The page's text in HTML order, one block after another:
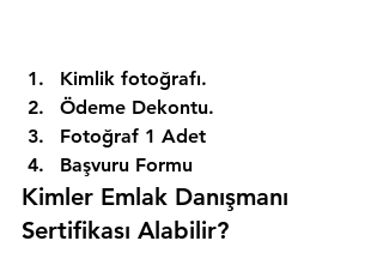
Kimlik fotoğrafı.
Ödeme Dekontu.
Fotoğraf 1 Adet
Başvuru Formu
Kimler Emlak Danışmanı
Sertifikası Alabilir?